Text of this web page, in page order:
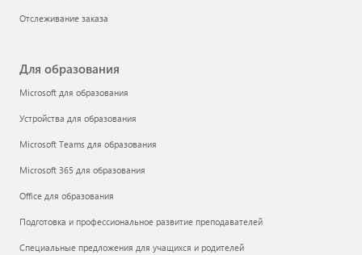
Отслеживание заказа
Для образования
Microsoft для образования
Устройства для образования
Microsoft Teams для образования
Microsoft 365 для образования
Office для образования
Подготовка и профессиональное развитие преподавателей
Специальные предложения для учащихся и родителей